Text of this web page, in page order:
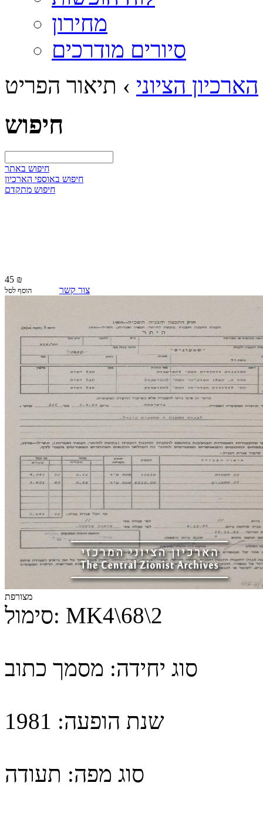
מחירון
סיורים מודרכים
הארכיון הציוני › תיאור הפריט
חיפוש
חיפוש באתר
חיפוש באוספי הארכיון
חיפוש מתקדם
45 ₪
הוסף לסל צור קשר
מצורפת
סימול: MK4\68\2
סוג יחידה: מסמך כתוב
שנת הופעה: 1981
סוג מפה: תעודה